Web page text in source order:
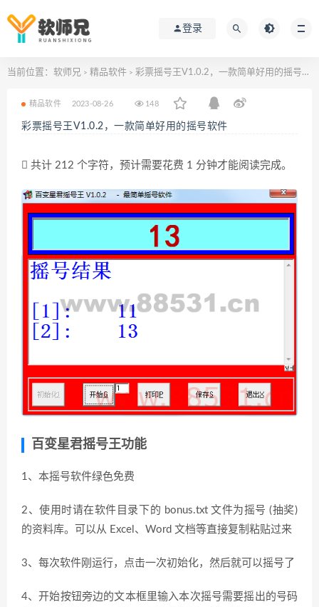
登录
当前位置： 软师兄 > 精品软件 > 彩票摇号王V1.0.2，一款简单好用的摇号软件
精品软件 2023-08-26 148
彩票摇号王V1.0.2，一款简单好用的摇号软件
共计 212 个字符，预计需要花费 1 分钟才能阅读完成。
百变星君摇号王功能
1、本摇号软件绿色免费
2、使用时请在软件目录下的 bonus.txt 文件为摇号 (抽奖)
的资料库。可以从 Excel、Word 文档等直接复制粘贴过来
3、每次软件刚运行，点击一次初始化，然后就可以摇号了
4、开始按钮旁边的文本框里输入本次摇号需要摇出的号码